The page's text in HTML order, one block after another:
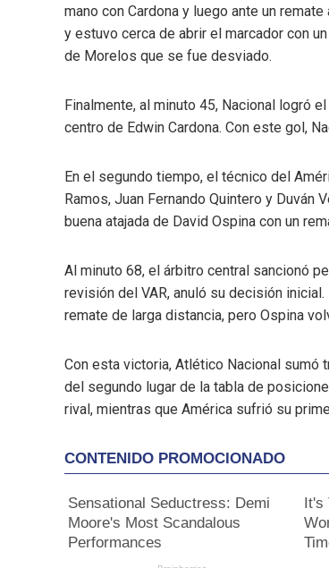
mano con Cardona y luego ante un remate
y estuvo cerca de abrir el marcador con
de Morelos que se fue desviado.
Finalmente, al minuto 45, Nacional logró
centro de Edwin Cardona. Con este gol,
En el segundo tiempo, el técnico del
Ramos, Juan Fernando Quintero y
buena atajada de David Ospina con un
Al minuto 68, el árbitro central sancionó
revisión del VAR, anuló su decisión
remate de larga distancia, pero Ospina
Con esta victoria, Atlético Nacional
del segundo lugar de la tabla de
rival, mientras que América sufrió su